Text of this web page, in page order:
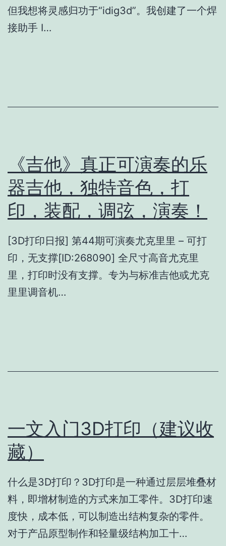
但我想将灵感归功于“idig3d”。我创建了一个焊
接助手 I…
《吉他》真正可演奏的乐
器吉他，独特音色，打
印，装配，调弦，演奏！
[3D打印日报] 第44期可演奏尤克里里 – 可打
印，无支撑[ID:268090] 全尺寸高音尤克里
里，打印时没有支撑。专为与标准吉他或尤克
里里调音机…
一文入门3D打印（建议收
藏）
什么是3D打印？3D打印是一种通过层层堆叠材
料，即增材制造的方式来加工零件。3D打印速
度快，成本低，可以制造出结构复杂的零件。
对于产品原型制作和轻量级结构加工十…